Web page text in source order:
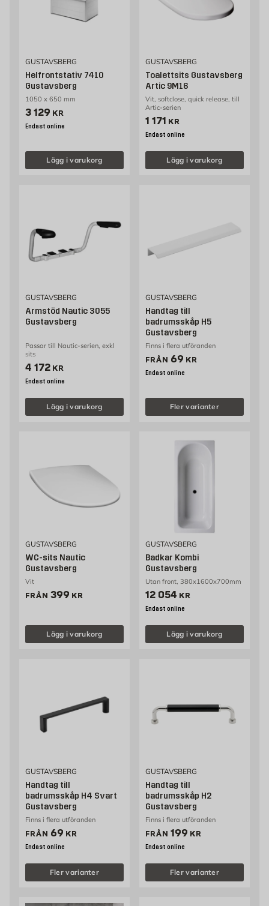
GUSTAVSBERG
Helfrontstativ 7410
Gustavsberg
1050 x 650 mm
Pris 3129 kr
3 129 KR
Endast online
Lägg i varukorg
GUSTAVSBERG
Toalettsits Gustavsberg
Artic 9M16
Vit, softclose, quick release, till
Artic-serien
Pris 1171 kr
1 171 KR
Endast online
Lägg i varukorg
GUSTAVSBERG
Armstöd Nautic 3055
Gustavsberg
Passar till Nautic-serien, exkl
sits
Pris 4172 kr
4 172 KR
Endast online
Lägg i varukorg
GUSTAVSBERG
Handtag till
badrumsskåp H5
Gustavsberg
Finns i flera utföranden
FRÅN Pris 69 kr
69 KR
Endast online
Fler varianter
GUSTAVSBERG
WC-sits Nautic
Gustavsberg
Vit
FRÅN Pris 399 kr
399 KR
Lägg i varukorg
GUSTAVSBERG
Badkar Kombi
Gustavsberg
Utan front, 380x1600x700mm
Pris 12054 kr
12 054 KR
Endast online
Lägg i varukorg
GUSTAVSBERG
Handtag till
badrumsskåp H4 Svart
Gustavsberg
Finns i flera utföranden
FRÅN Pris 69 kr
69 KR
Endast online
Fler varianter
GUSTAVSBERG
Handtag till
badrumsskåp H2
Gustavsberg
Finns i flera utföranden
FRÅN Pris 199 kr
199 KR
Endast online
Fler varianter